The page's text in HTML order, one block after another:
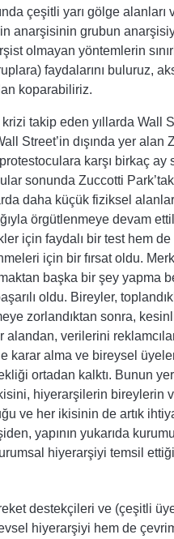
çeşitli yarı gölge alanları
anarşisinin grubun
olmayan yöntemlerin
faydalarını buluruz,
koparabiliriz.
takip eden yıllarda Wall
Street’in dışında yer alan
karşı birkaç ay
sonunda Zuccotti
daha küçük fiziksel
örgütlenmeye devam
için faydalı bir test hem
için bir fırsat oldu.
başka bir şey yapma
oldu. Bireyler,
zorlandıktan sonra,
verilerini
karar alma ve bireysel
ortadan kalktı. Bunun
hiyerarşilerin bireylerin
ve her ikisinin de artık
yapının yukarıda
hiyerarşiyi temsil
destekçileri ve (çeşitli
hiyerarşiyi hem de